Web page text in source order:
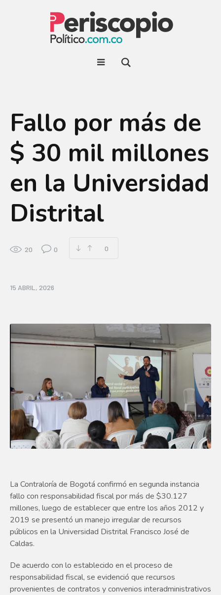
Fallo por más de
$ 30 mil millones
en la Universidad
Distrital
20 0 0
15 ABRIL, 2026
La Contraloría de Bogotá confirmó en segunda instancia
fallo con responsabilidad fiscal por más de $30.127
millones, luego de establecer que entre los años 2012 y
2019 se presentó un manejo irregular de recursos
públicos en la Universidad Distrital Francisco José de
Caldas.
De acuerdo con lo establecido en el proceso de
responsabilidad fiscal, se evidenció que recursos
provenientes de contratos y convenios interadministrativos